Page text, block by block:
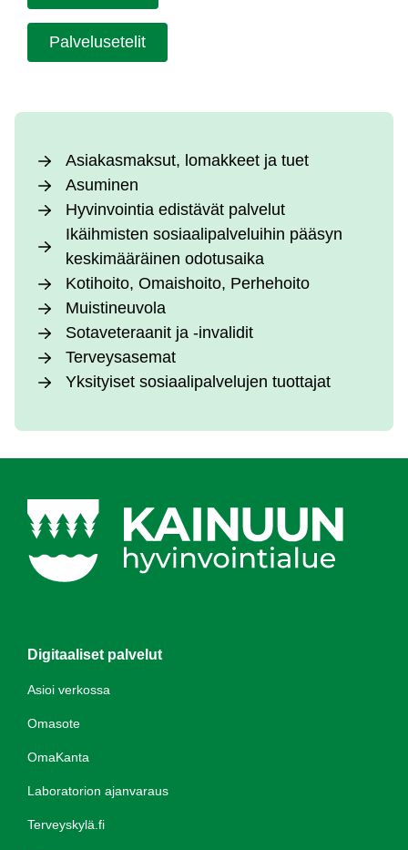
Pal­ve­lu­se­te­lit
Asia­kas­mak­sut, lo­mak­keet ja tuet
Asu­mi­nen
Hy­vin­voin­tia edis­tä­vät pal­ve­lut
Ikäih­mis­ten so­siaa­li­pal­ve­lui­hin pää­syn
kes­ki­mää­räi­nen odo­tu­sai­ka
Ko­ti­hoi­to, Omais­hoi­to, Per­he­hoi­to
Muis­ti­neu­vo­la
So­ta­ve­te­raa­nit ja -in­va­li­dit
Ter­vey­sa­se­mat
Yk­si­tyi­set so­siaa­li­pal­ve­lu­jen tuot­ta­jat
Digitaaliset palvelut
Asioi verkossa
Omasote
OmaKanta
Laboratorion ajanvaraus
Terveyskylä.fi